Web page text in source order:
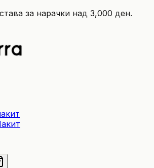
за нарачки над 3,000 ден.